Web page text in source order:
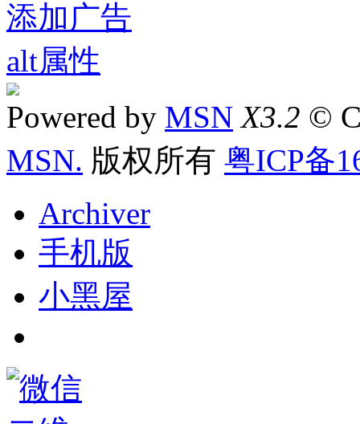
Powered by MSN X3.2 ©
MSN. 版权所有 粤ICP备
Archiver
手机版
小黑屋